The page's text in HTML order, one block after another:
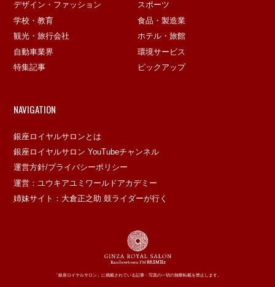
デザイン・ファッション
スポーツ
学校・教育
食品・製造業
観光・旅行会社
ホテル・旅館
自動車業界
環境サービス
特集記事
ピックアップ
NAVIGATION
銀座ロイヤルサロンとは
銀座ロイヤルサロン YouTubeチャンネル
運営方針/プライバシーポリシー
運営：ユウキアユミワールドアカデミー
姉妹サイト：大倉正之助 鼓ライダーが行く
「銀座ロイヤルサロン」に掲載されている記事・写真の一切の無断転載を禁止します。